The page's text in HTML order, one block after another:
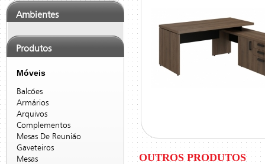
Ambientes
Produtos
Móveis
Balcões
Armários
Arquivos
Complementos
Mesas De Reunião
Gaveteiros
Mesas
OUTROS PRODUTOS